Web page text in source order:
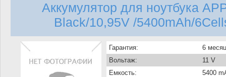
Аккумулятор для ноутбука
Black/10,95V /5400mAh/
Гарантия:
6
Вольтаж:
11 V
Емкость:
5400